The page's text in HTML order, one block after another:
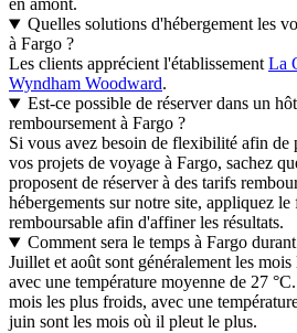
en amont.
Quelles solutions d'hébergement les
à Fargo ?
Les clients apprécient l'établissement La
Wyndham Woodward.
Est-ce possible de réserver dans un
remboursement à Fargo ?
Si vous avez besoin de flexibilité afin de
vos projets de voyage à Fargo, sachez
proposent de réserver à des tarifs
hébergements sur notre site, appliquez
remboursable afin d'affiner les résultats.
Comment sera le temps à Fargo
Juillet et août sont généralement les
avec une température moyenne de 27
mois les plus froids, avec une
juin sont les mois où il pleut le plus.